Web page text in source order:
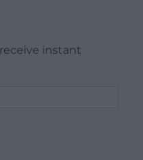
instant